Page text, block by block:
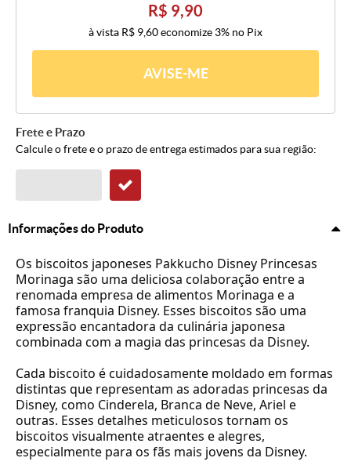
R$ 9,90
à vista R$ 9,60economize 3% no Pix
AVISE-ME
Frete e Prazo
Calcule o frete e o prazo de entrega estimados para sua região:
Informações do Produto
Os biscoitos japoneses Pakkucho Disney Princesas
Morinaga são uma deliciosa colaboração entre a
renomada empresa de alimentos Morinaga e a
famosa franquia Disney. Esses biscoitos são uma
expressão encantadora da culinária japonesa
combinada com a magia das princesas da Disney.
Cada biscoito é cuidadosamente moldado em formas
distintas que representam as adoradas princesas da
Disney, como Cinderela, Branca de Neve, Ariel e
outras. Esses detalhes meticulosos tornam os
biscoitos visualmente atraentes e alegres,
especialmente para os fãs mais jovens da Disney.